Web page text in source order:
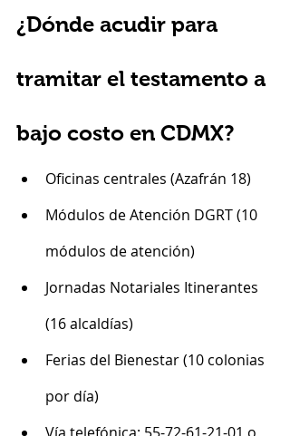
¿Dónde acudir para
tramitar el testamento a
bajo costo en CDMX?
Oficinas centrales (Azafrán 18)
Módulos de Atención DGRT (10
módulos de atención)
Jornadas Notariales Itinerantes
(16 alcaldías)
Ferias del Bienestar (10 colonias
por día)